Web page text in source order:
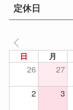
定休日
日 月
26 27
2
3